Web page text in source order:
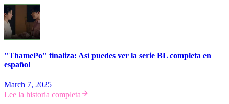
"ThamePo" finaliza: Así puedes ver la serie BL completa en
español
March 7, 2025
Lee la historia completa